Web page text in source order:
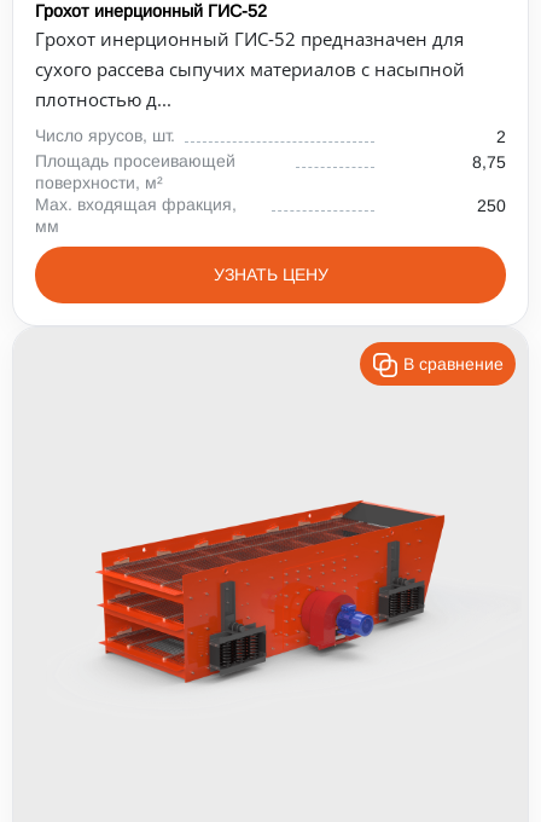
Грохот инерционный ГИС-52
Грохот инерционный ГИС‑52 предназначен для
сухого рассева сыпучих материалов с насыпной
плотностью д...
Число ярусов, шт.
2
Площадь просеивающей
поверхности, м²
8,75
Max. входящая фракция,
мм
250
УЗНАТЬ ЦЕНУ
В сравнение